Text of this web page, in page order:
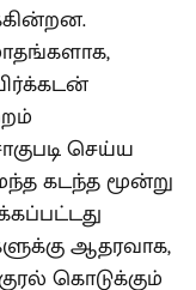
செய்ய
கடந்த மூன்று
ஆதரவாக,
கொடுக்கும்